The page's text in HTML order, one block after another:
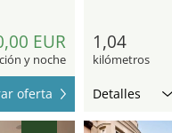
EUR
y noche
oferta
1,04
kilómetros
Detalles